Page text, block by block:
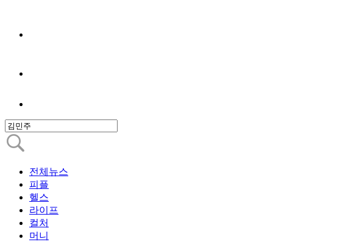
전체뉴스
피플
헬스
라이프
컬처
머니